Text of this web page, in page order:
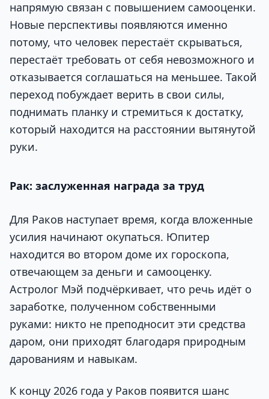
напрямую связан с повышением самооценки.
Новые перспективы появляются именно
потому, что человек перестаёт скрываться,
перестаёт требовать от себя невозможного и
отказывается соглашаться на меньшее. Такой
переход побуждает верить в свои силы,
поднимать планку и стремиться к достатку,
который находится на расстоянии вытянутой
руки.
Рак: заслуженная награда за труд
Для Раков наступает время, когда вложенные
усилия начинают окупаться. Юпитер
находится во втором доме их гороскопа,
отвечающем за деньги и самооценку.
Астролог Мэй подчёркивает, что речь идёт о
заработке, полученном собственными
руками: никто не преподносит эти средства
даром, они приходят благодаря природным
дарованиям и навыкам.
К концу 2026 года у Раков появится шанс